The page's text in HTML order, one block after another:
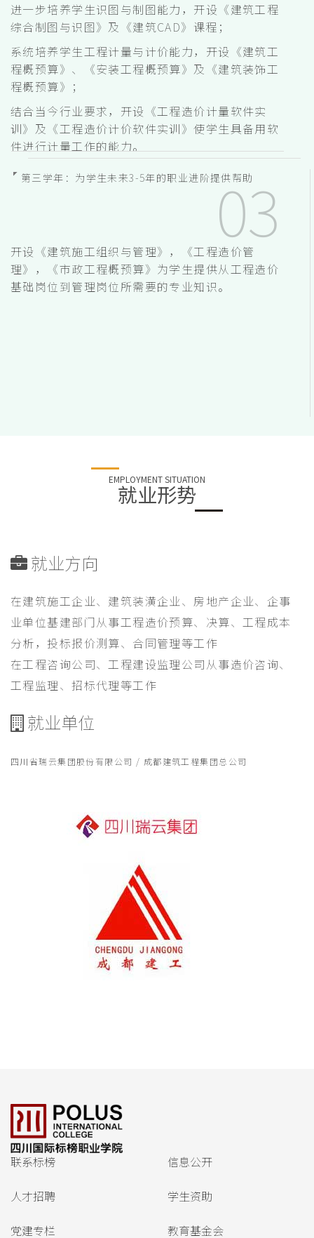
进一步培养学生识图与制图能力，开设《建筑工程
综合制图与识图》及《建筑CAD》课程；
系统培养学生工程计量与计价能力，开设《建筑工
程概预算》、《安装工程概预算》及《建筑装饰工
程概预算》；
结合当今行业要求，开设《工程造价计量软件实
训》及《工程造价计价软件实训》使学生具备用软
件进行计量工作的能力。
第三学年：为学生未来3-5年的职业进阶提供帮助
开设《建筑施工组织与管理》，《工程造价管
理》，《市政工程概预算》为学生提供从工程造价
基础岗位到管理岗位所需要的专业知识。
EMPLOYMENT SITUATION
就业形势
就业方向
在建筑施工企业、建筑装潢企业、房地产企业、企事
业单位基建部门从事工程造价预算、决算、工程成本
分析，投标报价测算、合同管理等工作
在工程咨询公司、工程建设监理公司从事造价咨询、
工程监理、招标代理等工作
就业单位
四川省瑞云集团股份有限公司 / 成都建筑工程集团总公司
联系标榜 信息公开
人才招聘 学生资助
党建专栏 教育基金会